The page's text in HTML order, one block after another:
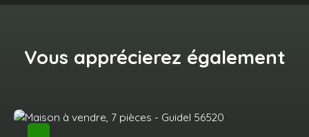
Vous apprécierez également